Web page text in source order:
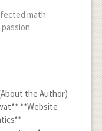
math
passion
the Author)
**Website